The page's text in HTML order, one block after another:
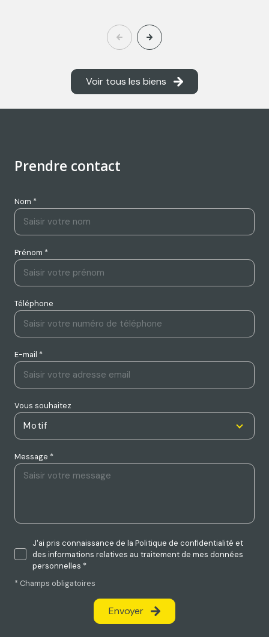
Voir tous les biens
Prendre contact
Nom *
Prénom *
Téléphone
E-mail *
Vous souhaitez
Motif
Message *
J'ai pris connaissance de la Politique de confidentialité et
des informations relatives au traitement de mes données
personnelles *
* Champs obligatoires
Envoyer